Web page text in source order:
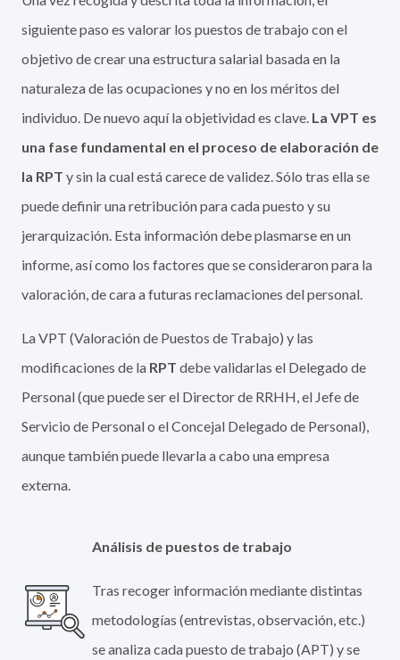
siguiente paso es valorar los puestos de trabajo con el
objetivo de crear una estructura salarial basada en la
naturaleza de las ocupaciones y no en los méritos del
individuo. De nuevo aquí la objetividad es clave. La VPT es
una fase fundamental en el proceso de elaboración de
la RPT y sin la cual está carece de validez. Sólo tras ella se
puede definir una retribución para cada puesto y su
jerarquización. Esta información debe plasmarse en un
informe, así como los factores que se consideraron para la
valoración, de cara a futuras reclamaciones del personal.
La VPT (Valoración de Puestos de Trabajo) y las
modificaciones de la RPT debe validarlas el Delegado de
Personal (que puede ser el Director de RRHH, el Jefe de
Servicio de Personal o el Concejal Delegado de Personal),
aunque también puede llevarla a cabo una empresa
externa.
Análisis de puestos de trabajo
Tras recoger información mediante distintas
metodologías (entrevistas, observación, etc.)
se analiza cada puesto de trabajo (APT) y se